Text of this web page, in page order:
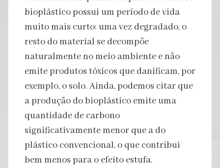
bioplástico possui um período de vida
muito mais curto: uma vez degradado, o
resto do material se decompõe
naturalmente no meio ambiente e não
emite produtos tóxicos que danificam, por
exemplo, o solo. Ainda, podemos citar que
a produção do bioplástico emite uma
quantidade de carbono
significativamente menor que a do
plástico convencional, o que contribui
bem menos para o efeito estufa.